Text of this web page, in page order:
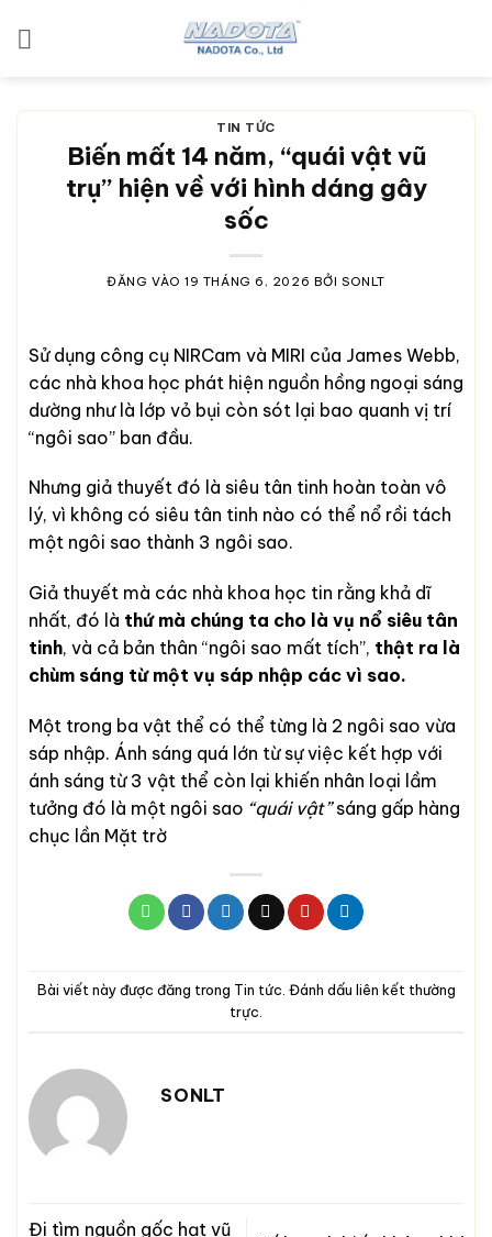
TIN TỨC
Biến mất 14 năm, “quái vật vũ
trụ” hiện về với hình dáng gây
sốc
ĐĂNG VÀO19 THÁNG 6, 2026 BỞI SONLT
Sử dụng công cụ NIRCam và MIRI của James Webb,
các nhà khoa học phát hiện nguồn hồng ngoại sáng
dường như là lớp vỏ bụi còn sót lại bao quanh vị trí
“ngôi sao” ban đầu.
Nhưng giả thuyết đó là siêu tân tinh hoàn toàn vô
lý, vì không có siêu tân tinh nào có thể nổ rồi tách
một ngôi sao thành 3 ngôi sao.
Giả thuyết mà các nhà khoa học tin rằng khả dĩ
nhất, đó là thứ mà chúng ta cho là vụ nổ siêu tân
tinh, và cả bản thân “ngôi sao mất tích”, thật ra là
chùm sáng từ một vụ sáp nhập các vì sao.
Một trong ba vật thể có thể từng là 2 ngôi sao vừa
sáp nhập. Ánh sáng quá lớn từ sự việc kết hợp với
ánh sáng từ 3 vật thể còn lại khiến nhân loại lầm
tưởng đó là một ngôi sao “quái vật”sáng gấp hàng
chục lần Mặt trờ
Bài viết này được đăng trong Tin tức. Đánh dấu liên kết thường
trực.
SONLT
Đi tìm nguồn gốc hạt vũ